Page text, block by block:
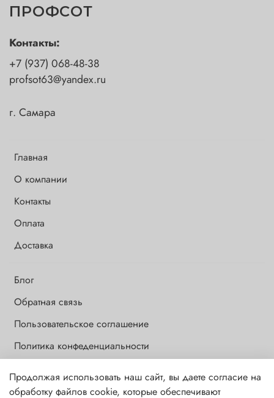
ПРОФСОТ
Главная
О компании
Контакты
Оплата
Доставка
Блог
Обратная связь
Пользовательское соглашение
Политика конфеденциальности
Контакты:
+7 (937) 068-48-38
profsot63@yandex.ru
г. Самара
Обращаем Ваше внимание на то, что данный интернет-сайт носит
Продолжая использовать наш сайт, вы даете согласие на
обработку файлов cookie, которые обеспечивают